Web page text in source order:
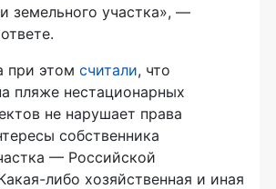
земельного участка», —
при этом считали, что
пляже нестационарных
не нарушает права
собственника
— Российской
либо хозяйственная и иная